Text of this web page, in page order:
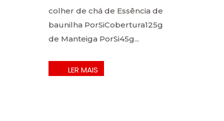
colher de chá de Essência de
baunilha PorSiCobertura125g
de Manteiga PorSi45g...